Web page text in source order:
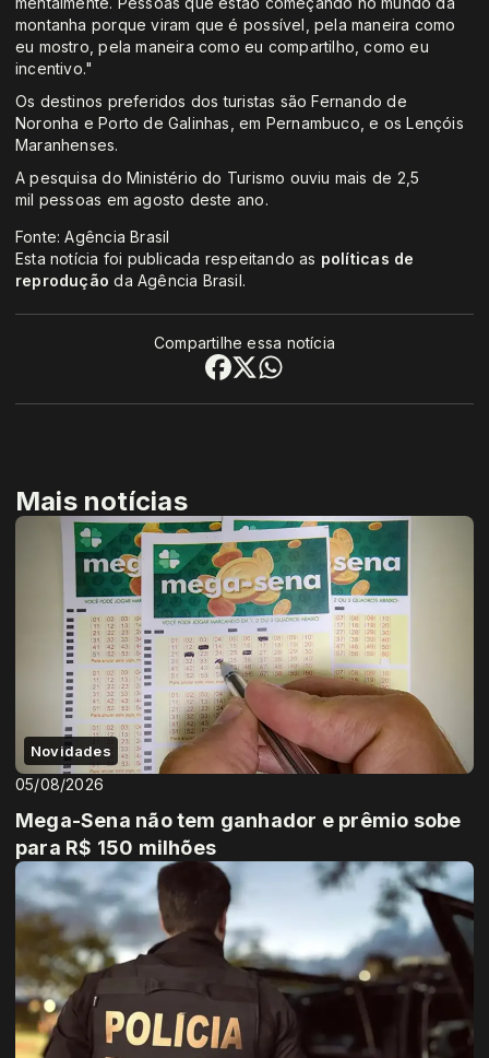
montanha porque viram que é possível, pela maneira como
eu mostro, pela maneira como eu compartilho, como eu
incentivo."
Os destinos preferidos dos turistas são Fernando de
Noronha e Porto de Galinhas, em Pernambuco, e os Lençóis
Maranhenses.
A pesquisa do Ministério do Turismo ouviu mais de 2,5
mil pessoas em agosto deste ano.
Fonte: Agência Brasil
Esta notícia foi publicada respeitando as políticas de
reprodução da Agência Brasil.
Compartilhe essa notícia
Mais notícias
Novidades
05/08/2026
Mega-Sena não tem ganhador e prêmio sobe
para R$ 150 milhões